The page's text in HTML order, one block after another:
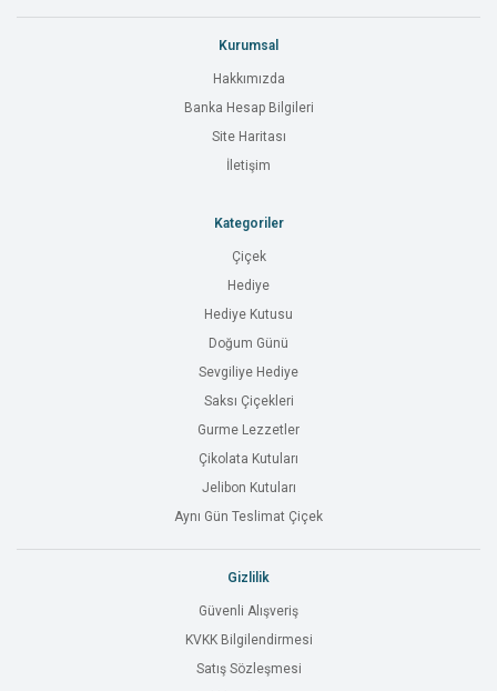
Kurumsal
Hakkımızda
Banka Hesap Bilgileri
Site Haritası
İletişim
Kategoriler
Çiçek
Hediye
Hediye Kutusu
Doğum Günü
Sevgiliye Hediye
Saksı Çiçekleri
Gurme Lezzetler
Çikolata Kutuları
Jelibon Kutuları
Aynı Gün Teslimat Çiçek
Gizlilik
Güvenli Alışveriş
KVKK Bilgilendirmesi
Satış Sözleşmesi